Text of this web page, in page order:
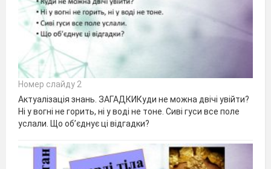
Номер слайду 2
Актуалізація знань. ЗАГАДКИКуди не можна двічі увійти?
Ні у вогні не горить, ні у воді не тоне. Сиві гуси все поле
услали. Що об’єднує ці відгадки?